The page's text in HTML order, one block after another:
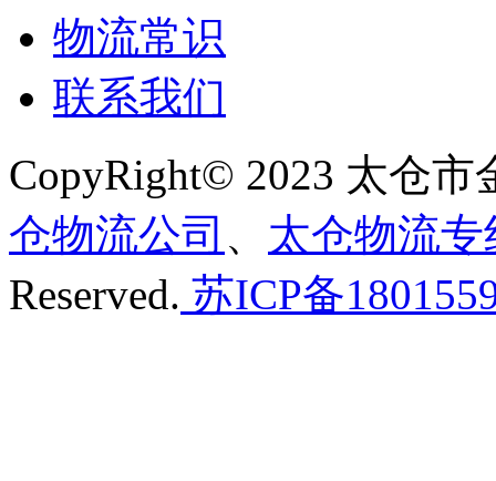
物流常识
联系我们
CopyRight© 2023 太仓
仓物流公司 、 太仓物流专
Reserved. 苏ICP备